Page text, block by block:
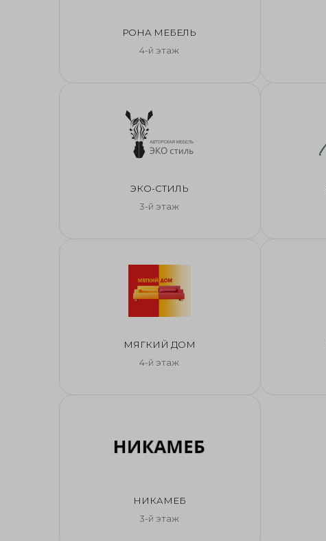
РОНА МЕБЕЛЬ
4-й этаж
ЭКО-СТИЛЬ
3-й этаж
МЯГКИЙ ДОМ
4-й этаж
НИКАМЕБ
3-й этаж